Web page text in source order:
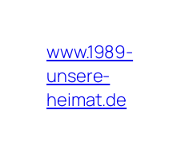
springen
www.1989-
unsere-
heimat.de